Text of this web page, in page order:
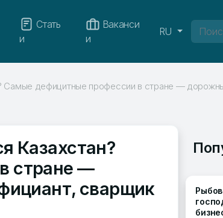
Стать
и
Ваканси
и
RU
Самые дефицитные профессии в стране —
Казахстан?
стране —
сварщик